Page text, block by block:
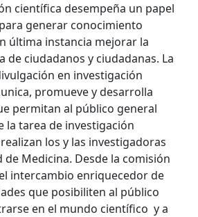
científica desempeña un papel
generar conocimiento
última instancia mejorar la
de ciudadanos y ciudadanas. La
en investigación
promueve y desarrolla
permitan al público general
la tarea de investigación
los y las investigadoras
de Medicina. Desde la comisión
intercambio enriquecedor de
que posibiliten al público
en el mundo científico y a